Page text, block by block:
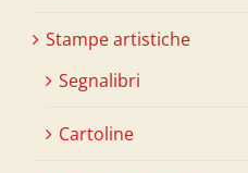
Stampe artistiche
Segnalibri
Cartoline